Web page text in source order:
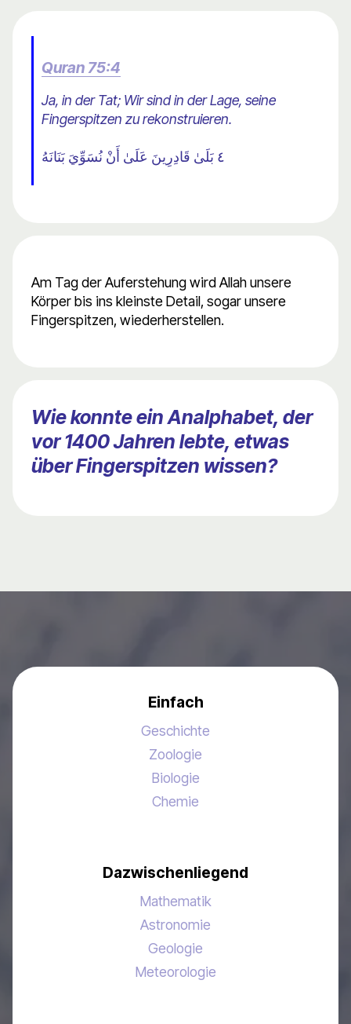
Quran 75:4
Ja, in der Tat; Wir sind in der Lage, seine
Fingerspitzen zu rekonstruieren.
٤ بَلَىٰ قَادِرِينَ عَلَىٰ أَنْ نُسَوِّيَ بَنَانَهُ
Am Tag der Auferstehung wird Allah unsere
Körper bis ins kleinste Detail, sogar unsere
Fingerspitzen, wiederherstellen.
Wie konnte ein Analphabet, der
vor 1400 Jahren lebte, etwas
über Fingerspitzen wissen?
Einfach
Geschichte
Zoologie
Biologie
Chemie
Dazwischenliegend
Mathematik
Astronomie
Geologie
Meteorologie